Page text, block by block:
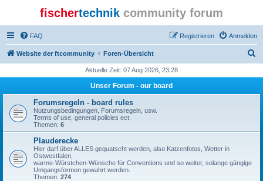
fischertechnik community forum
FAQ Anmelden
Registrieren
Website der ftcommunity Foren-Übersicht
h
Aktuelle Zeit: 07 Aug 2026, 23:28
Unser Forum - our board
Forumsregeln - board rules
Nutzungsbedingungen, Forumsregeln, usw.
Terms of use, general policies ect.
Themen: 6
Plauderecke
Hier darf über ALLES gequatscht werden, also Katzenfotos, Wetter in
Ostwestfalen,
warme-Würstchen-Wünsche für Conventions und so weiter, solange gängige
Umgangsformen gewahrt werden.
Themen: 274